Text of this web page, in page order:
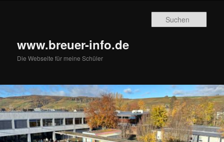
www.breuer-info.de
Die Webseite für meine Schüler